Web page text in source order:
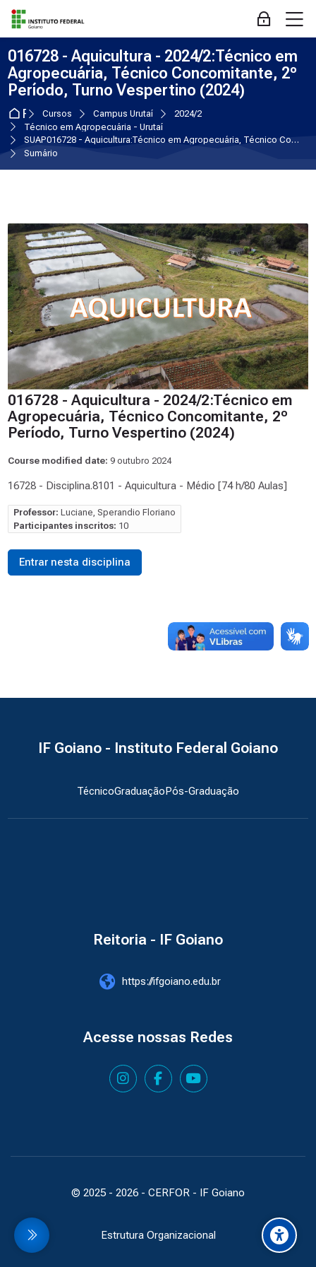
Skip to navigation
Skip to login form
Ir para o conteúdo principal
Skip to accessibility options
Skip to footer
Skip accessibility options
Acessar
016728 - Aquicultura - 2024/2:Técnico em
Agropecuária, Técnico Concomitante, 2º
Período, Turno Vespertino (2024)
Página inicial
Cursos Campus Urutaí
2024/2
Técnico em Agropecuária - Urutaí
SUAP016728 - Aquicultura:Técnico em Agropecuária, Técnico Concomitante, 2º Período, Turno Vespertino (2024)
Sumário
016728 - Aquicultura - 2024/2:Técnico em
Agropecuária, Técnico Concomitante, 2º
Período, Turno Vespertino (2024)
Course modified date: 9 outubro 2024
16728 - Disciplina.8101 - Aquicultura - Médio [74 h/80 Aulas]
Professor: Luciane, Sperandio Floriano
Participantes inscritos: 10
Entrar nesta disciplina
IF Goiano - Instituto Federal Goiano
TécnicoGraduaçãoPós-Graduação
Reitoria - IF Goiano
https://ifgoiano.edu.br
Acesse nossas Redes
© 2025 - 2026 - CERFOR - IF Goiano
Estrutura Organizacional